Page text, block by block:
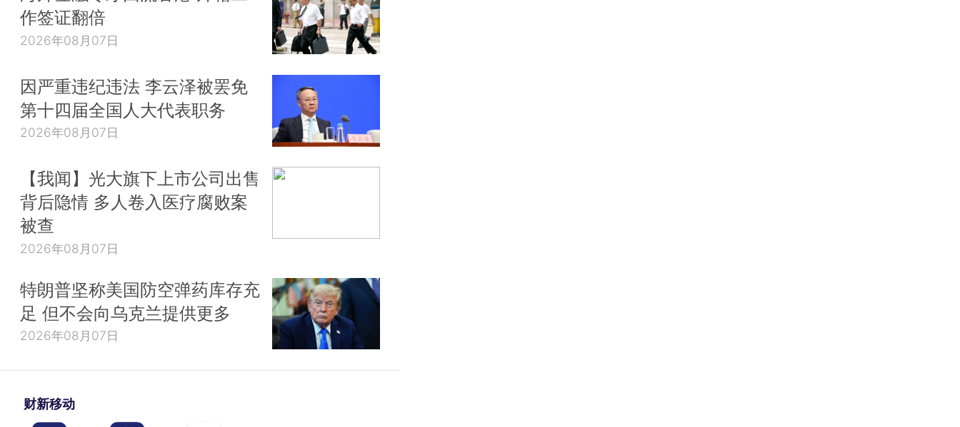
作签证翻倍
2026年08月07日
因严重违纪违法 李云泽被罢免
第十四届全国人大代表职务
2026年08月07日
【我闻】光大旗下上市公司出售
背后隐情 多人卷入医疗腐败案
被查
2026年08月07日
特朗普坚称美国防空弹药库存充
足 但不会向乌克兰提供更多
2026年08月07日
财新移动